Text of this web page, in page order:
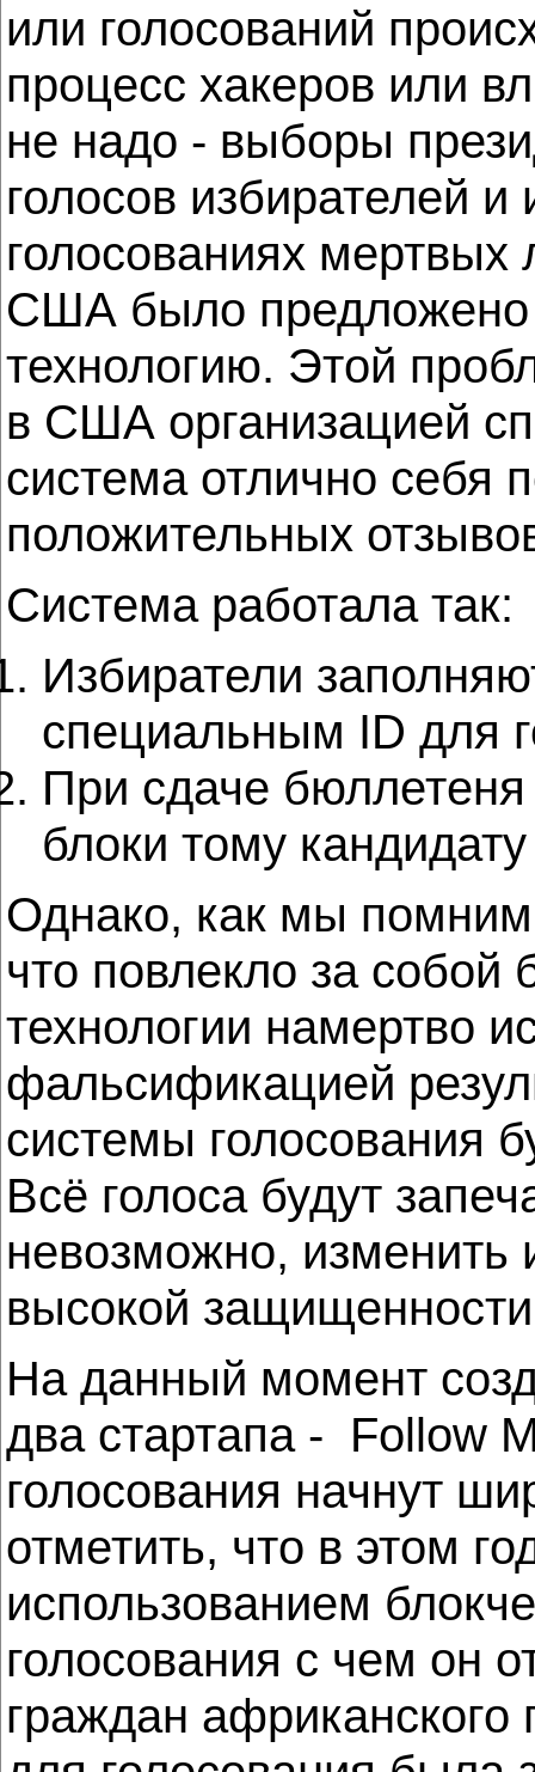
или голосований
процесс хакеров или
не надо - выборы
голосов избирателей
голосованиях
США было предложено
технологию. Этой
в США организацией
система отлично себя
положительных
Система работала так:
Избиратели
специальным ID для
При сдаче
блоки тому
Однако, как мы
что повлекло за
технологии намертво
фальсификацией
системы голосования
Всё голоса будут
невозможно, изменить
высокой
На данный момент
два стартапа - Follow
голосования начнут
отметить, что в этом
использованием
голосования с чем он
граждан африканского